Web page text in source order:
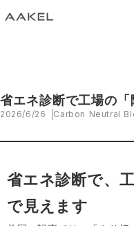
省エネ診断で工場の
2026/6/26 Carbon Neutral
省エネ診断で、
で見えます